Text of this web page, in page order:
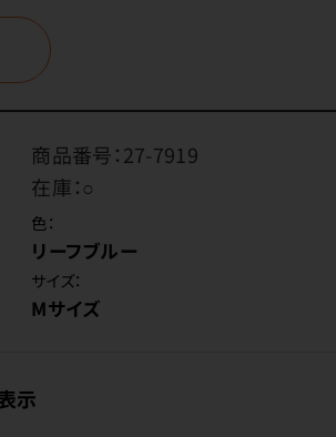
商品番号：27-7919
在庫：○
色：
リーフブルー
サイズ：
Mサイズ
示